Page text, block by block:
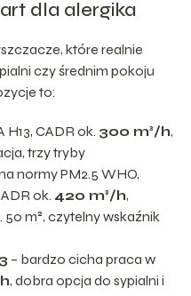
dla alergika
które realnie
czy średnim pokoju
to:
H13, CADR ok. 300 m³/h,
trzy tryby
normy PM2.5 WHO,
ok. 420 m³/h,
m², czytelny wskaźnik
– bardzo cicha praca w
, dobra opcja do sypialni i